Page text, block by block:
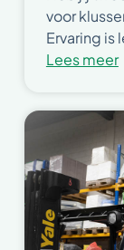
voor
Ervaring is
Lees meer